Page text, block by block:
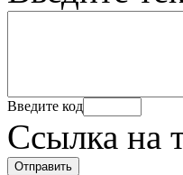
Введите код
Ссылка на